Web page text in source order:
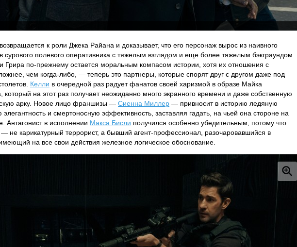
возвращается к роли Джека Райана и доказывает, что его персонаж вырос из наивного
сурового полевого оперативника с тяжелым взглядом и еще более тяжелым бэкграундом.
Грира по-прежнему остается моральным компасом истории, хотя их отношения с
чем когда-либо, — теперь это партнеры, которые спорят друг с другом даже под
Келли в очередной раз радует фанатов своей харизмой в образе Майка
который на этот раз получает неожиданно много экранного времени и даже собственную
арку. Новое лицо франшизы — Сиенна Миллер — привносит в историю ледяную
элегантность и смертоносную эффективность, заставляя гадать, на чьей она стороне на
Антагонист в исполнении Макса Бисли получился особенно убедительным, потому что
— не карикатурный террорист, а бывший агент-профессионал, разочаровавшийся в
на все свои действия железное логическое обоснование.